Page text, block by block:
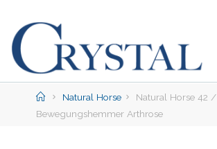
content
Crystal
Verlag
HomeNatural Horse
Natural Horse 42 /
Bewegungshemmer Arthrose